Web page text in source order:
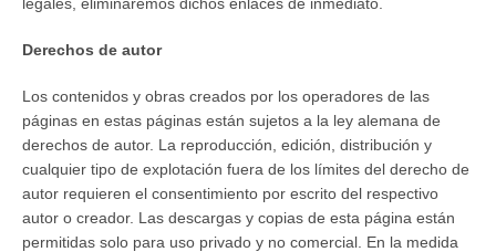
BUSCAR
Derechos de autor
Los contenidos y obras creados por los operadores de las
páginas en estas páginas están sujetos a la ley alemana de
derechos de autor. La reproducción, edición, distribución y
cualquier tipo de explotación fuera de los límites del derecho de
autor requieren el consentimiento por escrito del respectivo
autor o creador. Las descargas y copias de esta página están
permitidas solo para uso privado y no comercial. En la medida